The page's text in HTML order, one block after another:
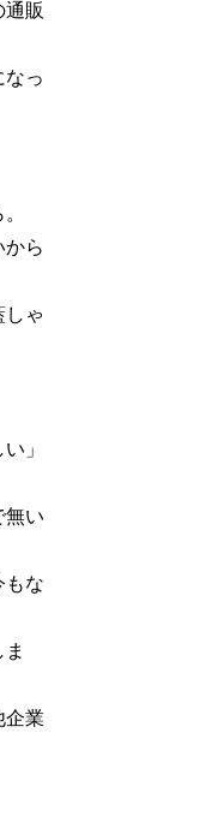
通販
なっ
から
ゃ
」
無い
もな
企業